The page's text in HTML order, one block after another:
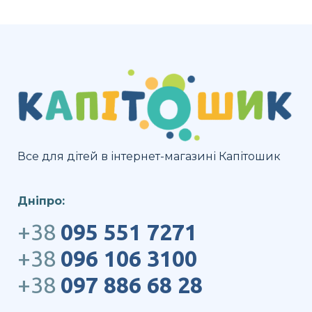
Все для дітей в інтернет-магазині Капітошик
Дніпро:
+38 095 551 7271
+38 096 106 3100
+38 097 886 68 28